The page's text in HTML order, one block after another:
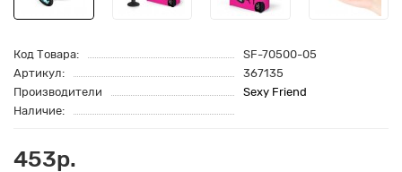
Код Товара:
SF-70500-05
Артикул:
367135
Производители
Sexy Friend
Наличие:
453р.